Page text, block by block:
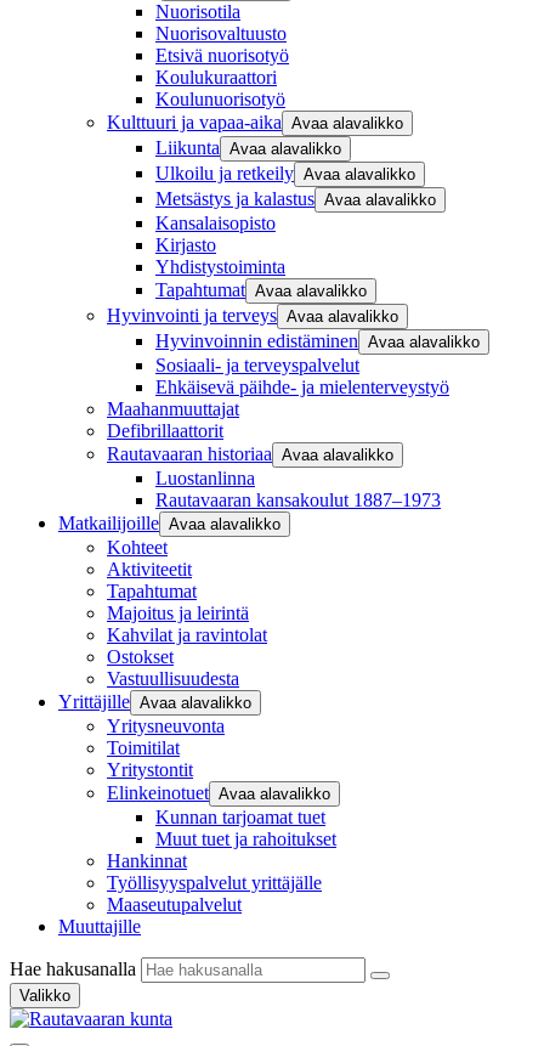
Nuorisotila
Nuorisovaltuusto
Etsivä nuorisotyö
Koulukuraattori
Koulunuorisotyö
Kulttuuri ja vapaa-aika Avaa alavalikko
Liikunta Avaa alavalikko
Ulkoilu ja retkeily Avaa alavalikko
Metsästys ja kalastus Avaa alavalikko
Kansalaisopisto
Kirjasto
Yhdistystoiminta
Tapahtumat Avaa alavalikko
Hyvinvointi ja terveys Avaa alavalikko
Hyvinvoinnin edistäminen Avaa alavalikko
Sosiaali- ja terveyspalvelut
Ehkäisevä päihde- ja mielenterveystyö
Maahanmuuttajat
Defibrillaattorit
Rautavaaran historiaa Avaa alavalikko
Luostanlinna
Rautavaaran kansakoulut 1887–1973
Matkailijoille Avaa alavalikko
Kohteet
Aktiviteetit
Tapahtumat
Majoitus ja leirintä
Kahvilat ja ravintolat
Ostokset
Vastuullisuudesta
Yrittäjille Avaa alavalikko
Yritysneuvonta
Toimitilat
Yritystontit
Elinkeinotuet Avaa alavalikko
Kunnan tarjoamat tuet
Muut tuet ja rahoitukset
Hankinnat
Työllisyyspalvelut yrittäjälle
Maaseutupalvelut
Muuttajille
Hae hakusanalla
Valikko